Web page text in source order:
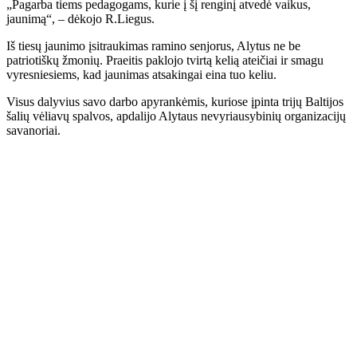
„Pagarba tiems pedagogams, kurie į šį renginį atvedė vaikus,
jaunimą“, – dėkojo R.Liegus.
Iš tiesų jaunimo įsitraukimas ramino senjorus, Alytus ne be
patriotiškų žmonių. Praeitis paklojo tvirtą kelią ateičiai ir smagu
vyresniesiems, kad jaunimas atsakingai eina tuo keliu.
Visus dalyvius savo darbo apyrankėmis, kuriose įpinta trijų Baltijos
šalių vėliavų spalvos, apdalijo Alytaus nevyriausybinių organizacijų
savanoriai.